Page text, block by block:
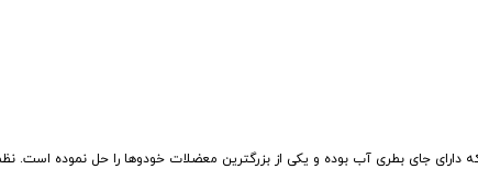
دارای جای بطری آب بوده و یکی از بزرگترین معضلات خودوها را حل نموده است. نظم